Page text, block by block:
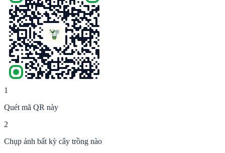
1
Quét mã QR này
2
Chụp ảnh bất kỳ cây trồng nào